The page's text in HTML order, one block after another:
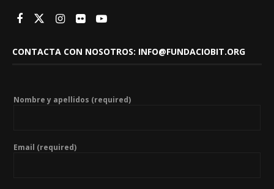
CONTACTA CON NOSOTROS: INFO@FUNDACIOBIT.ORG
Nombre y apellidos (required)
Email (required)